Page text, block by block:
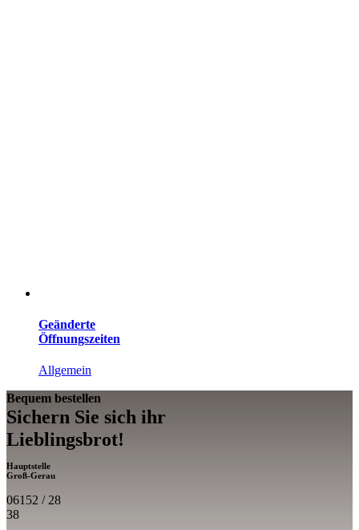
Geänderte
Öffnungszeiten
Allgemein
Bequem bestellen
Sichern Sie sich ihr
Lieblings­brot!
Hauptstelle
Groß-Gerau
06152 / 28
38